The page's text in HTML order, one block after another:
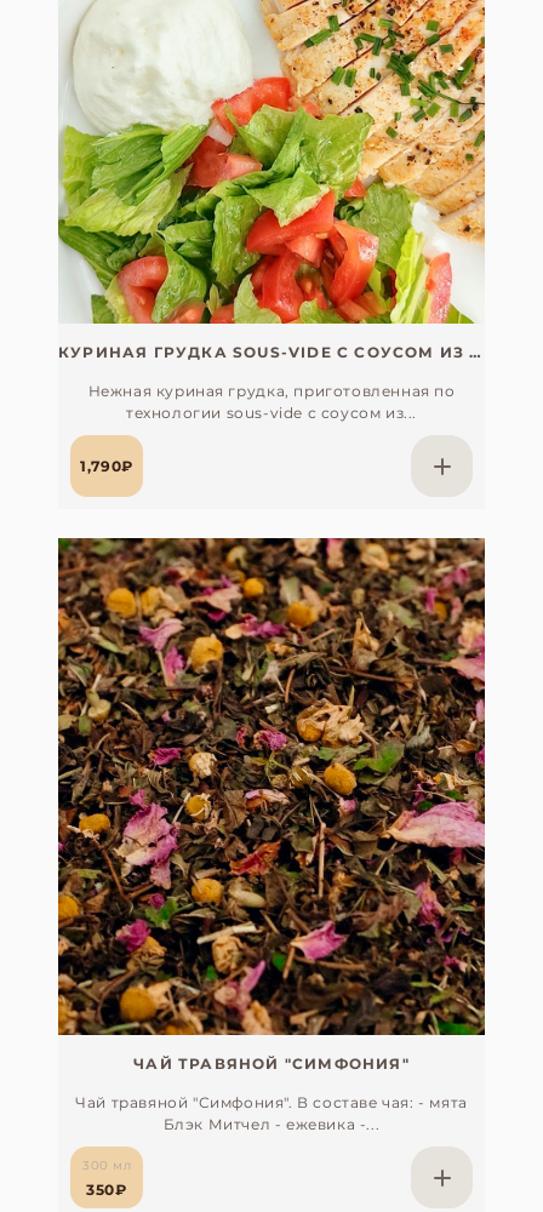
КУРИНАЯ ГРУДКА SOUS-VIDE С СОУСОМ ИЗ БЕЛЫХ ГРИБОВ
Нежная куриная грудка, приготовленная по
технологии sous-vide с соусом из...
1,790₽
ЧАЙ ТРАВЯНОЙ "СИМФОНИЯ"
Чай травяной "Симфония". В составе чая: - мята
Блэк Митчел - ежевика -...
300 мл
350₽